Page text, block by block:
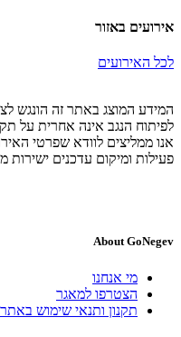
אירועים באזור
לכל האירועים
המידע המוצג באתר זה הונגש
לפיתוח הנגב אינה אחרית על
אנו ממליצים לוודא שפרטי
פעילות ומיקום עדכנים
About GoNegev
מי אנחנו
הצטרפו למאגר
תקנון ותנאי שימוש באתר